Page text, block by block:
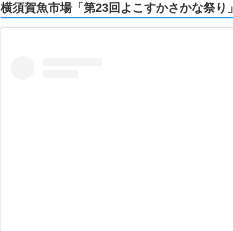
横須賀魚市場「第23回よこすかさかな祭り」